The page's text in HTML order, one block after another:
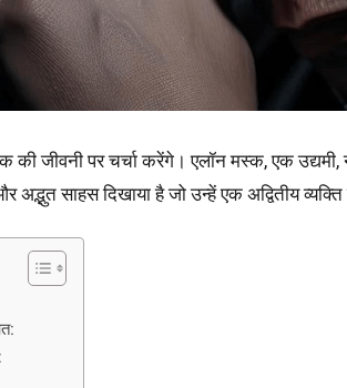
जीवनी पर चर्चा करेंगे। एलॉन मस्क, एक उद्यमी,
अद्भुत साहस दिखाया है जो उन्हें एक अद्वितीय व्यक्ति